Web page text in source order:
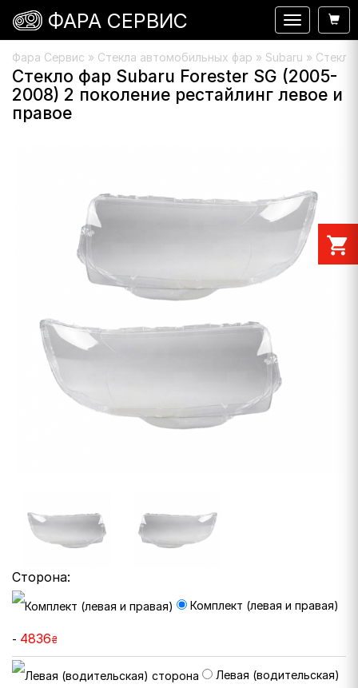
Фара Сервис » Стекла автомобильных фар » Subaru »
Стекло фар Subaru Forester SG (2005-
2008) 2 поколение рестайлинг левое и
правое
Сторона:
Комплект (левая и правая)
- 4836₴
Левая (водительская)
Навигация
ФАРА СЕРВИС
shopping_cart